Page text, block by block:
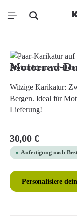
Zum Hauptinhalt
Bildergalerie
Motorrad-
Witzige Karikatur:
Bergen. Ideal für
Lieferung!
Regulärer Preis:
30,00 €
Anfertigung nach
Personalisiere